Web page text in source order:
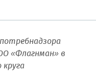
«Флагнман» в